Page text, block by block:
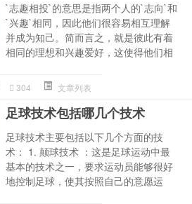
`志趣相投`的意思是指两个人的`志向`和
`兴趣`相同，因此他们很容易相互理解
并成为知己。简而言之，就是彼此有着
相同的理想和兴趣爱好，这使得他们相
304 文章列表
足球技术包括哪几个技术
足球技术主要包括以下几个方面的技
术： 1. 颠球技术 ：这是足球运动中最
基本的技术之一，要求运动员能够很好
地控制足球，使其按照自己的意愿运